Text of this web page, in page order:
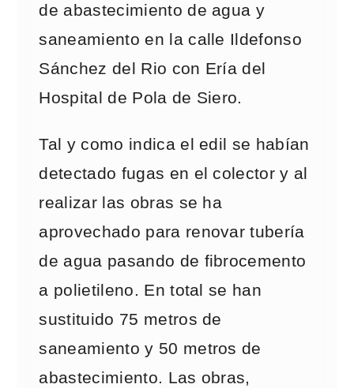
de abastecimiento de agua y
saneamiento en la calle Ildefonso
Sánchez del Rio con Ería del
Hospital de Pola de Siero.
Tal y como indica el edil se habían
detectado fugas en el colector y al
realizar las obras se ha
aprovechado para renovar tubería
de agua pasando de fibrocemento
a polietileno. En total se han
sustituido 75 metros de
saneamiento y 50 metros de
abastecimiento. Las obras,